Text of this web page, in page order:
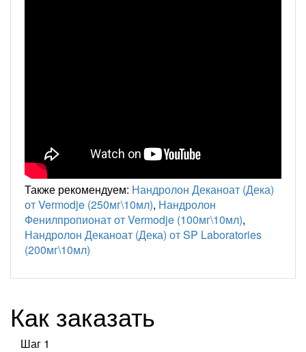
Также рекомендуем: Нандролон Деканоат (Дека)
от Vermodje (250мг\10мл), Нандролон
Фенилпропионат от Vermodje (100мг\10мл),
Нандролон Деканоат (Дека) от SP Laboratories
(200мг\10мл)
Как заказать
Шаг 1